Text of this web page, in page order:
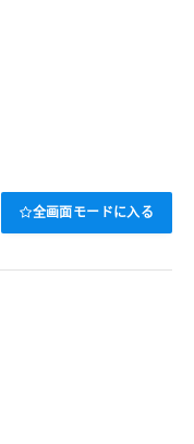
全画面モードに入る